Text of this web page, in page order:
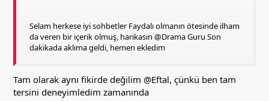
Selam herkese iyi sohbetler Faydalı olmanın ötesinde ilham
da veren bir içerik olmuş, harikasın @Drama Guru Son
dakikada aklıma geldi, hemen ekledim
Tam olarak aynı fikirde değilim @Eftal, çünkü ben tam
tersini deneyimledim zamanında